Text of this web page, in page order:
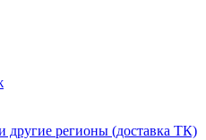
другие регионы (доставка ТК)